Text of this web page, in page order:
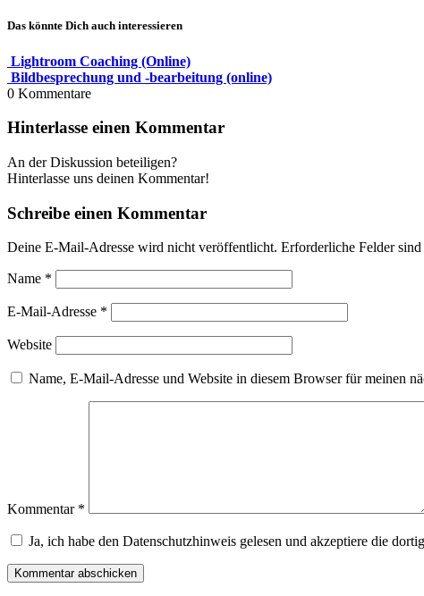
Das könnte Dich auch interessieren
Lightroom Coaching (Online)
Bildbesprechung und -bearbeitung (online)
0 Kommentare
Hinterlasse einen Kommentar
An der Diskussion beteiligen?
Hinterlasse uns deinen Kommentar!
Schreibe einen Kommentar
Deine E-Mail-Adresse wird nicht veröffentlicht. Erforderliche Felder
Name *
E-Mail-Adresse *
Website
Name, E-Mail-Adresse und Website in diesem Browser für meinen
Kommentar *
Ja, ich habe den Datenschutzhinweis gelesen und akzeptiere die